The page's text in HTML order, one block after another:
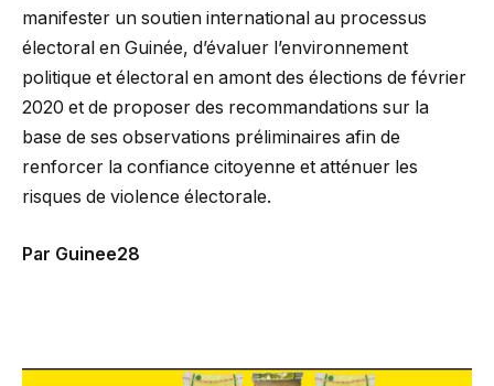
manifester un soutien international au processus
électoral en Guinée, d’évaluer l’environnement
politique et électoral en amont des élections de février
2020 et de proposer des recommandations sur la
base de ses observations préliminaires afin de
renforcer la confiance citoyenne et atténuer les
risques de violence électorale.
Par Guinee28